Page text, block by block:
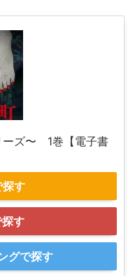
ーズ〜 1巻【電子書
す
す
グで探す